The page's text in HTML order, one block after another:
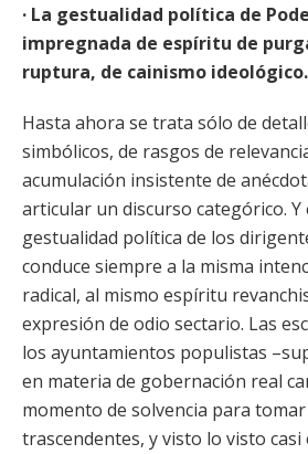
· La gestualidad política de
impregnada de espíritu de
ruptura, de cainismo ideológico.
Hasta ahora se trata sólo de
simbólicos, de rasgos de
acumulación insistente de
articular un discurso categórico. Y
gestualidad política de los
conduce siempre a la misma
radical, al mismo espíritu
expresión de odio sectario. Las
los ayuntamientos populistas
en materia de gobernación real
momento de solvencia para
trascendentes, y visto lo visto